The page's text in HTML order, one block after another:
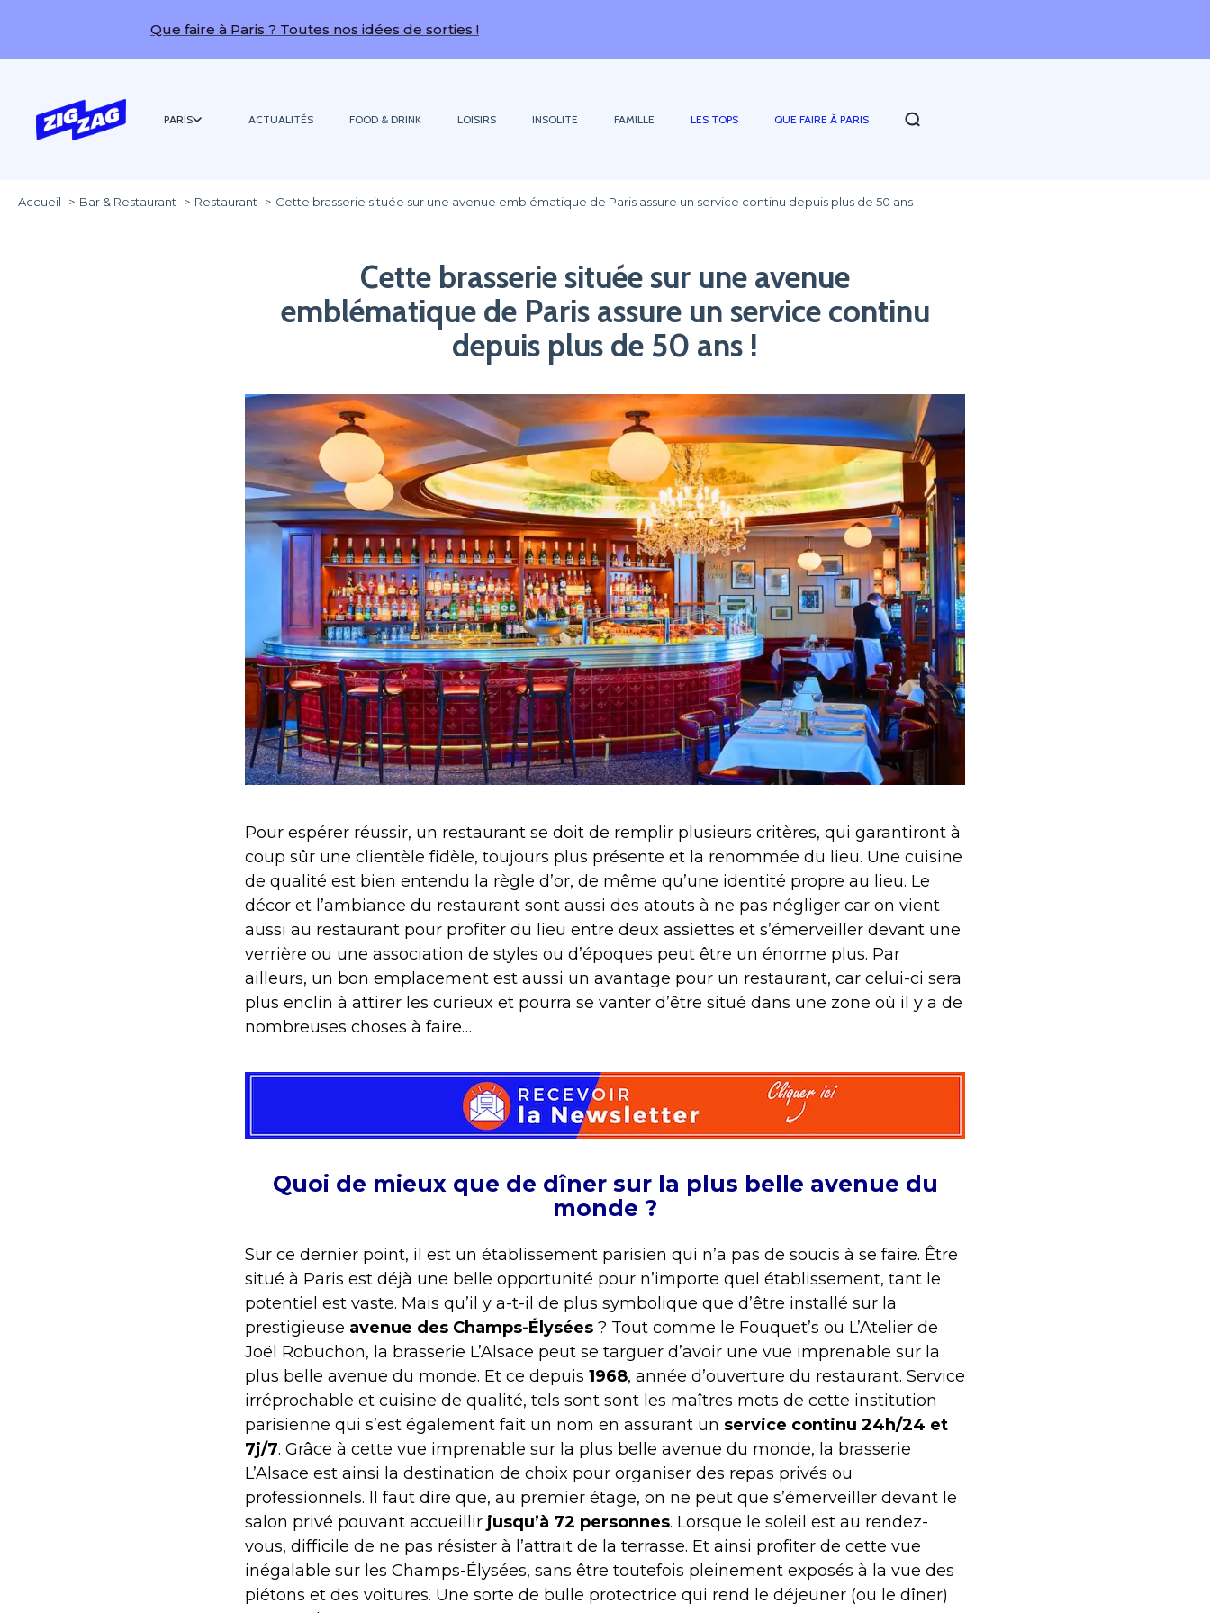
Que faire à Paris ? Toutes nos idées de sorties !
PARIS ACTUALITÉS FOOD & DRINK LOISIRS INSOLITE FAMILLE LES TOPS QUE FAIRE À PARIS
Accueil Bar & Restaurant Restaurant Cette brasserie située sur une avenue emblématique de Paris assure un service continu depuis plus de 50 ans !
Cette brasserie située sur une avenue
emblématique de Paris assure un service continu
depuis plus de 50 ans !
Pour espérer réussir, un restaurant se doit de remplir plusieurs critères, qui garantiront à
coup sûr une clientèle fidèle, toujours plus présente et la renommée du lieu. Une cuisine
de qualité est bien entendu la règle d’or, de même qu’une identité propre au lieu. Le
décor et l’ambiance du restaurant sont aussi des atouts à ne pas négliger car on vient
aussi au restaurant pour profiter du lieu entre deux assiettes et s’émerveiller devant une
verrière ou une association de styles ou d’époques peut être un énorme plus. Par
ailleurs, un bon emplacement est aussi un avantage pour un restaurant, car celui-ci sera
plus enclin à attirer les curieux et pourra se vanter d’être situé dans une zone où il y a de
nombreuses choses à faire…
Quoi de mieux que de dîner sur la plus belle avenue du
monde ?
Sur ce dernier point, il est un établissement parisien qui n’a pas de soucis à se faire. Être
situé à Paris est déjà une belle opportunité pour n’importe quel établissement, tant le
potentiel est vaste. Mais qu’il y a-t-il de plus symbolique que d’être installé sur la
prestigieuse avenue des Champs-Élysées ? Tout comme le Fouquet’s ou L’Atelier de
Joël Robuchon, la brasserie L’Alsace peut se targuer d’avoir une vue imprenable sur la
plus belle avenue du monde. Et ce depuis 1968, année d’ouverture du restaurant. Service
irréprochable et cuisine de qualité, tels sont sont les maîtres mots de cette institution
parisienne qui s’est également fait un nom en assurant un service continu 24h/24 et
7j/7. Grâce à cette vue imprenable sur la plus belle avenue du monde, la brasserie
L’Alsace est ainsi la destination de choix pour organiser des repas privés ou
professionnels. Il faut dire que, au premier étage, on ne peut que s’émerveiller devant le
salon privé pouvant accueillir jusqu’à 72 personnes. Lorsque le soleil est au rendez-
vous, difficile de ne pas résister à l’attrait de la terrasse. Et ainsi profiter de cette vue
inégalable sur les Champs-Élysées, sans être toutefois pleinement exposés à la vue des
piétons et des voitures. Une sorte de bulle protectrice qui rend le déjeuner (ou le dîner)